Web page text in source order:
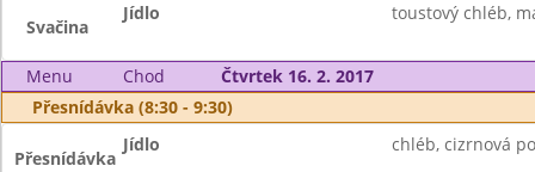
Svačina
Jídlo toustový chléb,
Menu Chod
Čtvrtek 16. 2. 2017
Přesnídávka (8:30 - 9:30)
Přesnídávka
Jídlo chléb, cizrnová